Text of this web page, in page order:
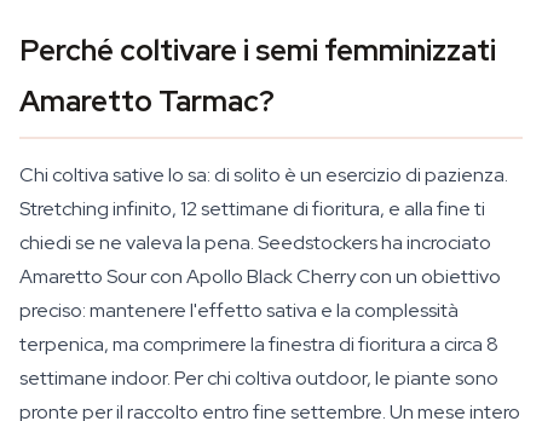
Perché coltivare i semi femminizzati
Amaretto Tarmac?
Chi coltiva sative lo sa: di solito è un esercizio di pazienza.
Stretching infinito, 12 settimane di fioritura, e alla fine ti
chiedi se ne valeva la pena. Seedstockers ha incrociato
Amaretto Sour con Apollo Black Cherry con un obiettivo
preciso: mantenere l'effetto sativa e la complessità
terpenica, ma comprimere la finestra di fioritura a circa 8
settimane indoor. Per chi coltiva outdoor, le piante sono
pronte per il raccolto entro fine settembre. Un mese intero